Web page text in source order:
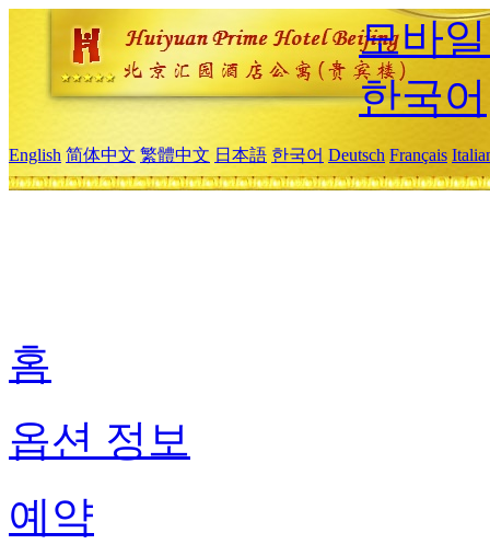
모바
한국어
English 简体中文 繁體中文 日本語 한국어 Deutsch Français
홈
옵션 정보
예약